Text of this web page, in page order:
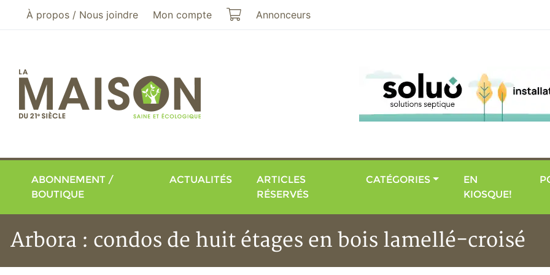
Aller au menu principal
Aller au contenu principal
À propos / Nous joindre Mon compte Mon panier
Annonceurs
ABONNEMENT /
BOUTIQUE
ACTUALITÉS
ARTICLES
RÉSERVÉS
CATÉGORIES
EN
KIOSQUE!
Arbora : condos de huit étages en bois lamellé-croisé